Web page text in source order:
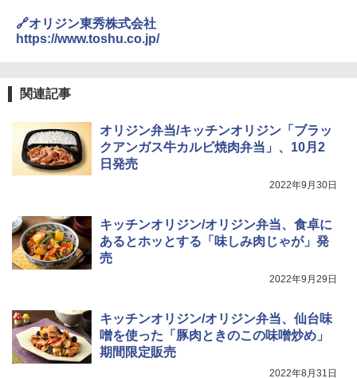
🔗オリジン東秀株式会社
https://www.toshu.co.jp/
関連記事
オリジン弁当/キッチンオリジン「ブラッ
クアンガス牛カルビ焼肉弁当」、10月2
日発売
2022年9月30日
キッチンオリジン/オリジン弁当、食卓に
あるとホッとする「味しみ肉じゃが」発
売
2022年9月29日
キッチンオリジン/オリジン弁当、仙台味
噌を使った「豚肉ときのこの味噌炒め」
期間限定販売
2022年8月31日